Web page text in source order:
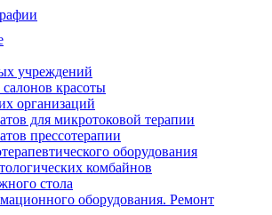
учреждений
красоты
организаций
для микротоковой терапии
прессотерапии
оборудования
комбайнов
стола
оборудования. Ремонт